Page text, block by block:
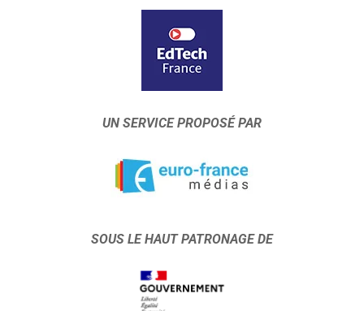
UN SERVICE PROPOSÉ PAR
SOUS LE HAUT PATRONAGE DE